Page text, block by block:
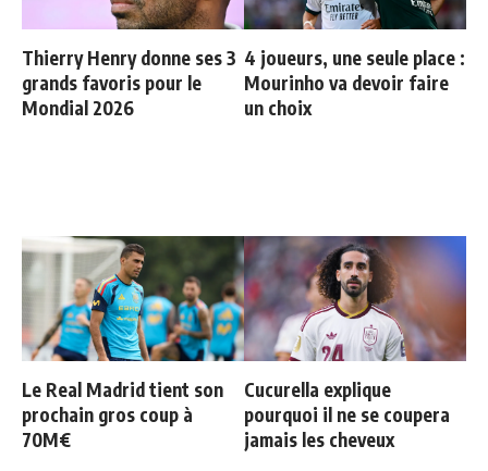
Thierry Henry donne ses 3
grands favoris pour le
Mondial 2026
4 joueurs, une seule place :
Mourinho va devoir faire
un choix
Le Real Madrid tient son
prochain gros coup à
70M€
Cucurella explique
pourquoi il ne se coupera
jamais les cheveux